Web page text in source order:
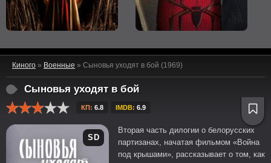
Киного » Военные » Сыновья уходят в бой (1969)
Сыновья уходят в бой
КП: 6.8 IMDB: 6.9
SD
Вторая часть дилогии о белорусских
партизанах, начатая фильмом «Война
под крышами», рассказывает о том, как